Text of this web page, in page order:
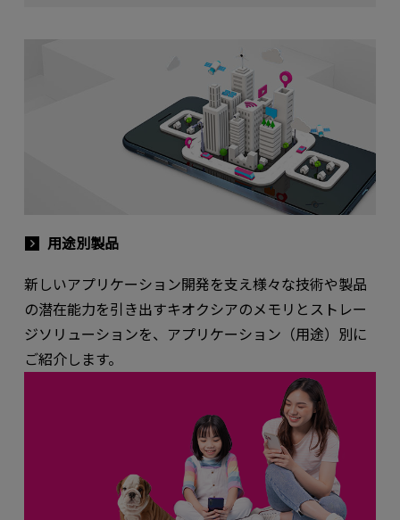
用途別製品
新しいアプリケーション開発を支え様々な技術や製品
の潜在能力を引き出すキオクシアのメモリとストレー
ジソリューションを、アプリケーション（用途）別に
ご紹介します。